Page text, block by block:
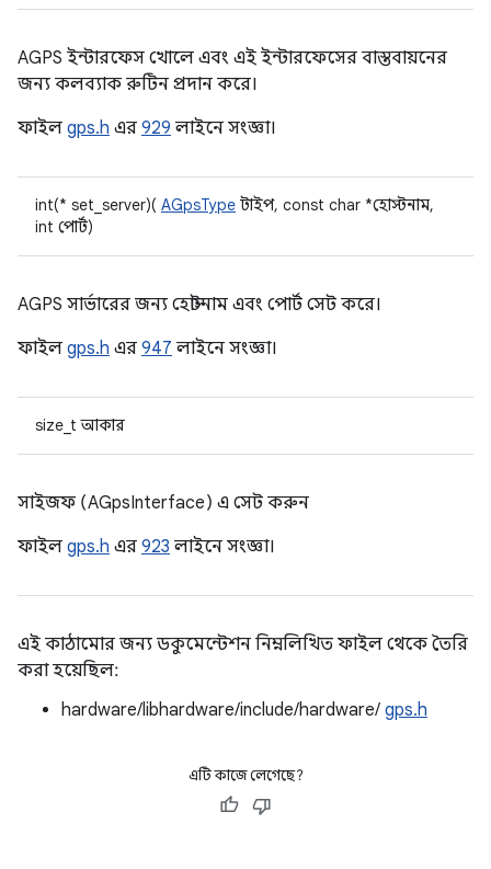
AGPS ইন্টারফেস খোলে এবং এই ইন্টারফেসের বাস্তবায়নের
জন্য কলব্যাক রুটিন প্রদান করে।
ফাইল gps.h এর 929 লাইনে সংজ্ঞা।
int(* set_server)( AGpsType টাইপ, const char *হোস্টনাম,
int পোর্ট)
AGPS সার্ভারের জন্য হোস্টনাম এবং পোর্ট সেট করে।
ফাইল gps.h এর 947 লাইনে সংজ্ঞা।
size_t আকার
সাইজফ (AGpsInterface) এ সেট করুন
ফাইল gps.h এর 923 লাইনে সংজ্ঞা।
এই কাঠামোর জন্য ডকুমেন্টেশন নিম্নলিখিত ফাইল থেকে তৈরি
করা হয়েছিল:
hardware/libhardware/include/hardware/ gps.h
এটি কাজে লেগেছে?